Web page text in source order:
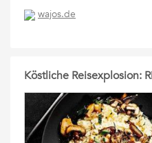
wajos.de
Köstliche Reisexplosion: